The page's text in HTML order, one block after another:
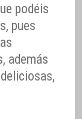
podéis
pues
además